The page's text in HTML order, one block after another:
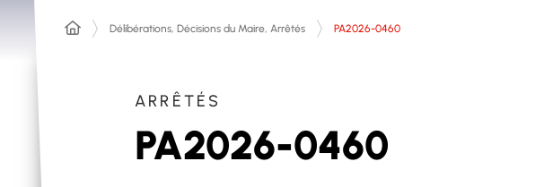
Délibérations, Décisions du Maire, Arrêtés PA2026-0460
ARRÊTÉS
PA2026-0460